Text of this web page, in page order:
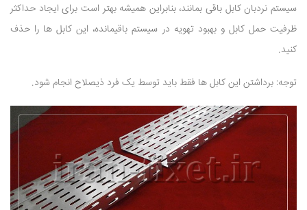
سیستم نردبان کابل باقی بمانند، بنابراین همیشه بهتر است برای ایجاد حداکثر
ظرفیت حمل کابل و بهبود تهویه در سیستم باقیمانده، این کابل ها را حذف
کنید.
توجه: برداشتن این کابل ها فقط باید توسط یک فرد ذیصلاح انجام شود.